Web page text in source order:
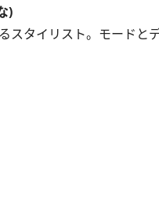
)
スタイリスト。モードと